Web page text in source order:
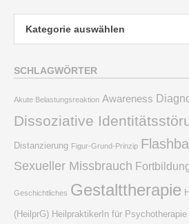
SCHLAGWÖRTER
Akute Belastungsreaktion Awareness
Dissoziative
Distanzierung Figur-Grund-Prinzip
Sexueller Missbrauch
Geschichtliches Gestalttherapie
(HeilprG) HeilpraktikerIn für Psychotherapie